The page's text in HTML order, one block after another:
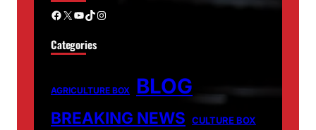
Facebook X YouTube TikTok Instagram
Categories
AGRICULTURE BOX BLOG
BREAKING NEWS CULTURE BOX